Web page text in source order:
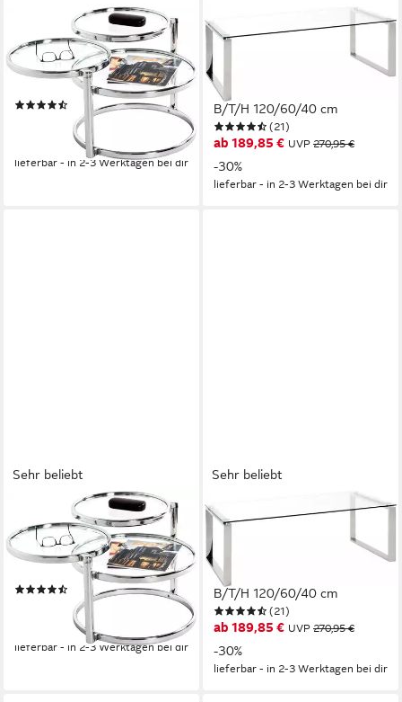
Couchtisch Sofatisch,
Wohnzimmertisch (1-St), rund
- aus Metall Silber - Ø/H / cm
ab 141,02 €
lieferbar - in 2-3 Werktagen bei dir
HAKU
Couchtisch Sofatisch,
rechteckig - aus Metall Silber
B/T/H 120/60/40 cm
(21)
ab 189,85 € UVP 270,95 €
-30%
lieferbar - in 2-3 Werktagen bei dir
Sehr beliebt
Couchtisch Sofatisch,
Wohnzimmertisch (1-St), rund
- aus Metall Silber - Ø/H / cm
ab 141,02 €
lieferbar - in 2-3 Werktagen bei dir
Sehr beliebt
HAKU
Couchtisch Sofatisch,
rechteckig - aus Metall Silber
B/T/H 120/60/40 cm
(21)
ab 189,85 € UVP 270,95 €
-30%
lieferbar - in 2-3 Werktagen bei dir